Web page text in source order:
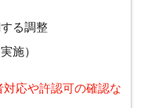
る調整
施）
応や許認可の確認な